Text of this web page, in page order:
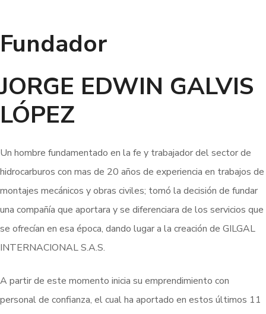
Fundador
JORGE EDWIN GALVIS
LÓPEZ
Un hombre fundamentado en la fe y trabajador del sector de
hidrocarburos con mas de 20 años de experiencia en trabajos de
montajes mecánicos y obras civiles; tomó la decisión de fundar
una compañía que aportara y se diferenciara de los servicios que
se ofrecían en esa época, dando lugar a la creación de GILGAL
INTERNACIONAL S.A.S.
A partir de este momento inicia su emprendimiento con
personal de confianza, el cual ha aportado en estos últimos 11